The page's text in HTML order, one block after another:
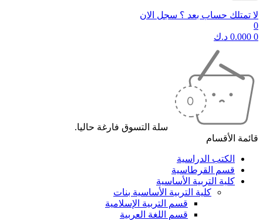
لا تمتلك حساب بعد ؟ سجل الان
0
0
0.000 د.ك
سلة التسوق فارغة حاليا.
قائمة الأقسام
الكتب الدراسية
قسم القرطاسية
كلية التربية الأساسية
كلية التربية الأساسية بنات
قسم التربية الإسلامية
قسم اللغة العربية